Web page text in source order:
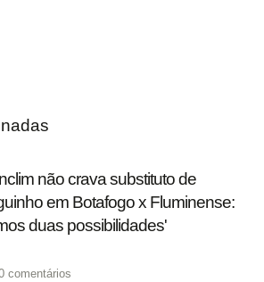
não crava substituto de
em Botafogo x Fluminense:
duas possibilidades'
comentários